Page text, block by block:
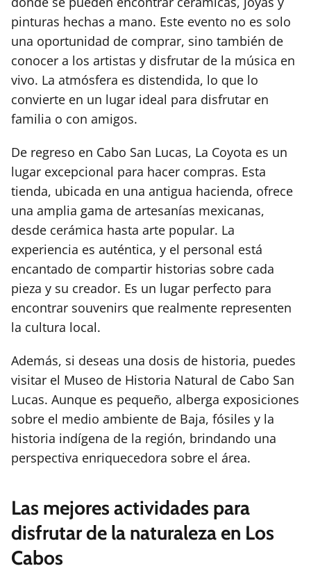
pinturas hechas a mano. Este evento no es solo
una oportunidad de comprar, sino también de
conocer a los artistas y disfrutar de la música en
vivo. La atmósfera es distendida, lo que lo
convierte en un lugar ideal para disfrutar en
familia o con amigos.
De regreso en Cabo San Lucas, La Coyota es un
lugar excepcional para hacer compras. Esta
tienda, ubicada en una antigua hacienda, ofrece
una amplia gama de artesanías mexicanas,
desde cerámica hasta arte popular. La
experiencia es auténtica, y el personal está
encantado de compartir historias sobre cada
pieza y su creador. Es un lugar perfecto para
encontrar souvenirs que realmente representen
la cultura local.
Además, si deseas una dosis de historia, puedes
visitar el Museo de Historia Natural de Cabo San
Lucas. Aunque es pequeño, alberga exposiciones
sobre el medio ambiente de Baja, fósiles y la
historia indígena de la región, brindando una
perspectiva enriquecedora sobre el área.
Las mejores actividades para
disfrutar de la naturaleza en Los
Cabos